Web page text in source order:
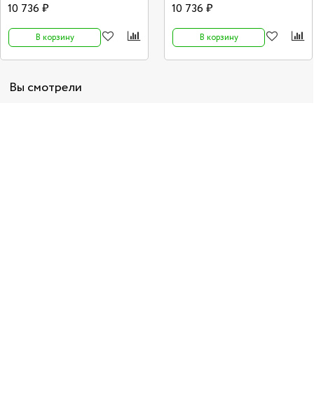
10 736 ₽
В корзину
10 736 ₽
В корзину
Вы смотрели